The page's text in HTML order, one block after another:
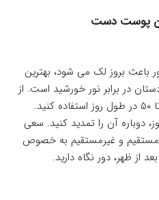
پوست دست
باعث بروز لک می شود، بهترین
در برابر نور خورشید است. از
کرم ضد آفتاب با اس پی اف ۳۰ تا ۵۰ در طول روز استفاده کنید.
دوباره آن را تمدید کنید. سعی
مستقیم و غیرمستقیم به خصوص